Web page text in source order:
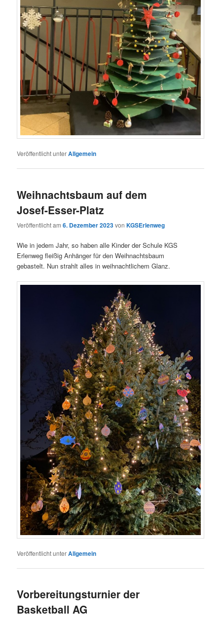
Veröffentlicht unterAllgemein
Weihnachtsbaum auf dem
Josef-Esser-Platz
Veröffentlicht am6. Dezember 2023vonKGSErlenweg
Wie in jedem Jahr, so haben alle Kinder der Schule KGS
Erlenweg fleißig Anhänger für den Weihnachtsbaum
gebastelt. Nun strahlt alles in weihnachtlichem Glanz.
Veröffentlicht unterAllgemein
Vorbereitungsturnier der
Basketball AG